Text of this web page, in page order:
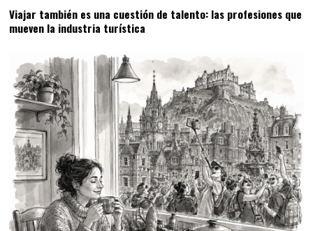
Viajar también es una cuestión de talento: las profesiones que
mueven la industria turística